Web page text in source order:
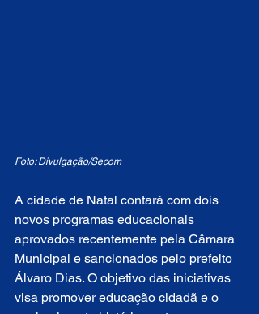
Foto: Divulgação/Secom
A cidade de Natal contará com dois
novos programas educacionais
aprovados recentemente pela Câmara
Municipal e sancionados pelo prefeito
Álvaro Dias. O objetivo das iniciativas
visa promover educação cidadã e o